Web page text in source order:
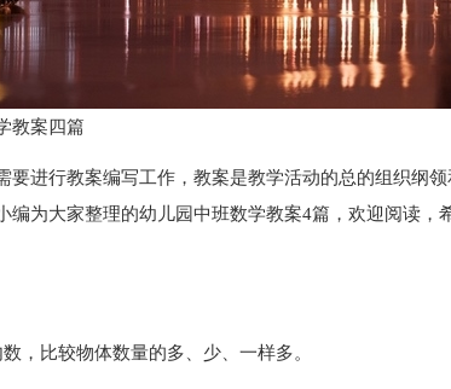
教案四篇
要进行教案编写工作，教案是教学活动的总的组织纲
编为大家整理的幼儿园中班数学教案4篇，欢迎阅读，
，比较物体数量的多、少、一样多。